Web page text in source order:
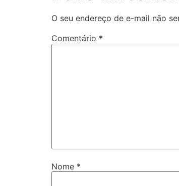
O seu endereço de e-mail não
Comentário *
Nome *